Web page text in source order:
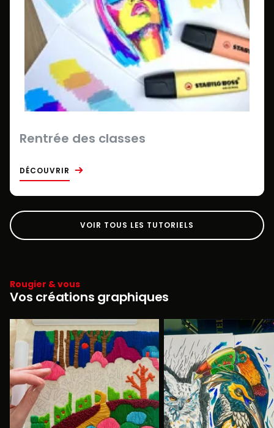
Rentrée des classes
DÉCOUVRIR
VOIR TOUS LES TUTORIELS
Rougier & vous
Vos créations graphiques